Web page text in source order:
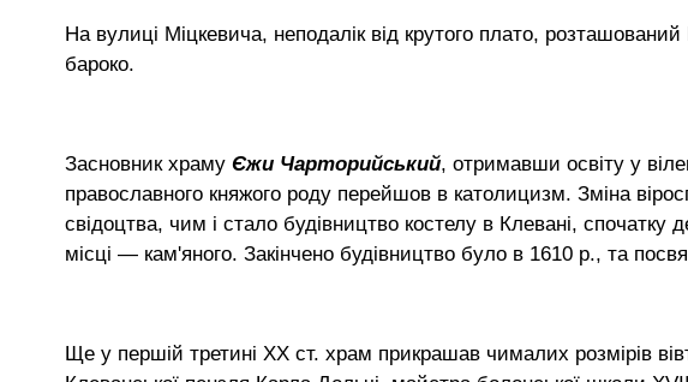
На вулиці Міцкевича, неподалік від крутого плато, розташований
бароко.
Засновник храму Єжи Чарторийський, отримавши освіту у
православного княжого роду перейшов в католицизм. Зміна
свідоцтва, чим і стало будівництво костелу в Клевані, спочатку
місці — кам'яного. Закінчено будівництво було в 1610 р., та
Ще у першій третині XX ст. храм прикрашав чималих розмірів